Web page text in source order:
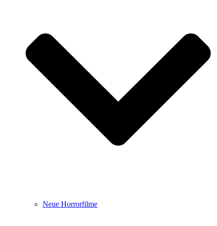
Neue Horrorfilme